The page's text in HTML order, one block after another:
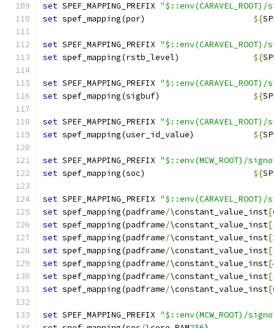
set SPEF_MAPPING_PREFIX
set spef_mapping(por) ${
set SPEF_MAPPING_PREFIX
set spef_mapping(rstb_level) ${
set SPEF_MAPPING_PREFIX
set spef_mapping(sigbuf) ${
set SPEF_MAPPING_PREFIX
set spef_mapping(user_id_value) ${
set SPEF_MAPPING_PREFIX "$::env(MCW_ROOT)/
set spef_mapping(soc) ${
set SPEF_MAPPING_PREFIX
set spef_mapping(padframe/\constant_value_inst[
set spef_mapping(padframe/\constant_value_inst[
set spef_mapping(padframe/\constant_value_inst[
set spef_mapping(padframe/\constant_value_inst[
set spef_mapping(padframe/\constant_value_inst[
set spef_mapping(padframe/\constant_value_inst[
set spef_mapping(padframe/\constant_value_inst[
set SPEF_MAPPING_PREFIX "$::env(MCW_ROOT)/